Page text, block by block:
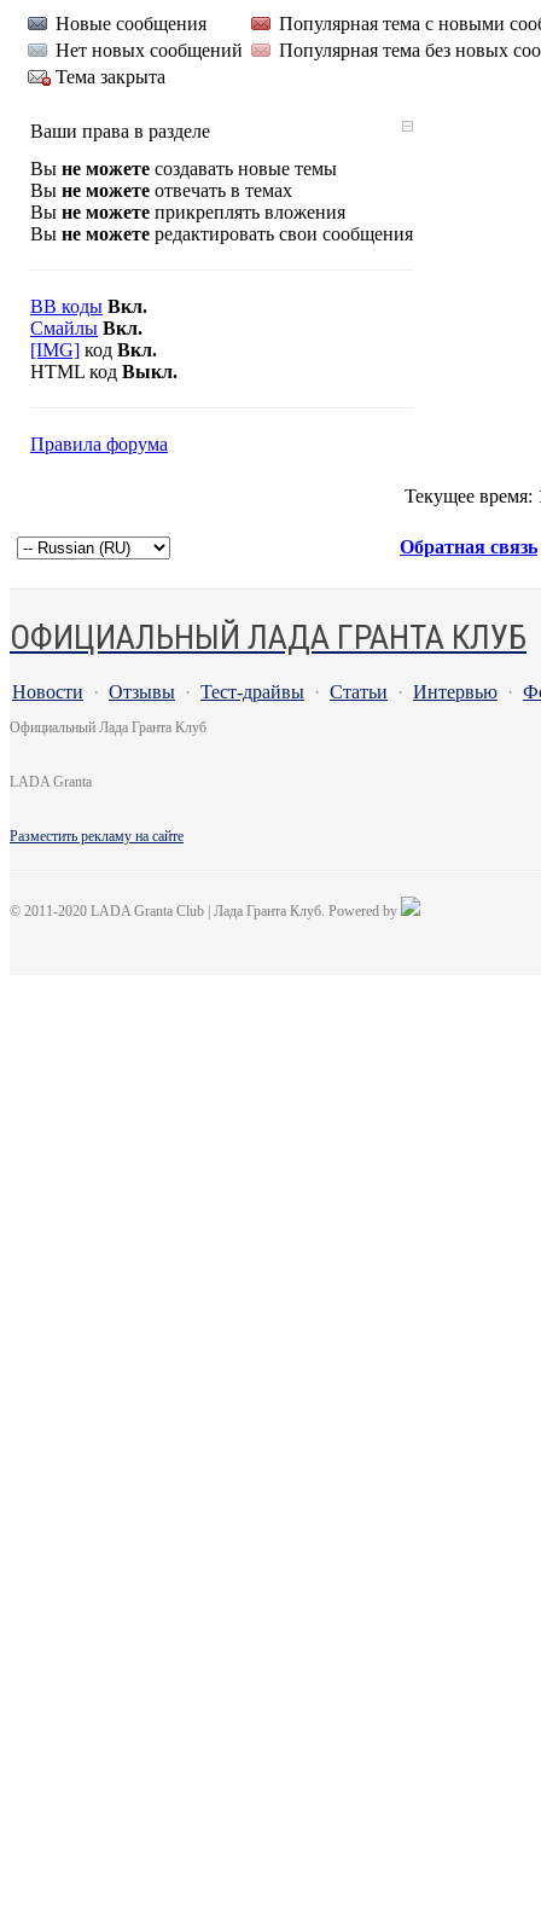
Новые сообщения
Популярная тема с новыми
Нет новых сообщений
Популярная тема без новых
Тема закрыта
Ваши права в разделе
Вы не можете создавать новые темы
Вы не можете отвечать в темах
Вы не можете прикреплять вложения
Вы не можете редактировать свои сообщения
BB коды Вкл.
Смайлы Вкл.
[IMG] код Вкл.
HTML код Выкл.
Правила форума
Текущее время:
Обратная связь
ОФИЦИАЛЬНЫЙ ЛАДА ГРАНТА КЛУБ
Новости · Отзывы · Тест-драйвы · Статьи · Интервью ·
Официальный Лада Гранта Клуб
LADA Granta
Разместить рекламу на сайте
© 2011-2020 LADA Granta Club | Лада Гранта Клуб. Powered by